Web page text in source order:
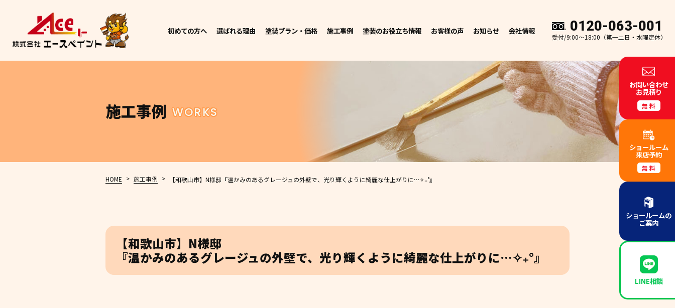
初めての方へ 選ばれる理由 塗装プラン・価格 施工事例 塗装のお役立ち情報 お客様の声 お知らせ 会社情報 0120-063-001
受付/9:00～18:00（第一土日・水曜定休）
施工事例 WORKS
HOME > 施工事例 > 【和歌山市】N様邸 『温かみのあるグレージュの外壁で、光り輝くように綺麗な仕上がりに…✧₊°』
【和歌山市】N様邸
『温かみのあるグレージュの外壁で、光り輝くように綺麗な仕上がりに…✧₊°』
お問い合わせ
お見積り
無料
ショールーム
来店予約
無料
ショールームの
ご案内
LINE相談